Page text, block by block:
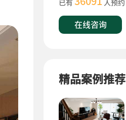
已有 人预约
在线咨询
精品案例推荐